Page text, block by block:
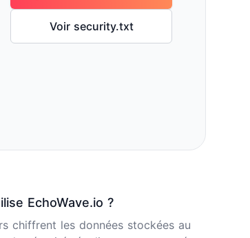
Voir security.txt
EchoWave.io ?
chiffrent les données stockées au